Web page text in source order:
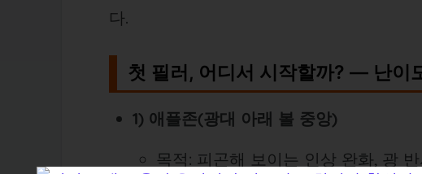
다.
첫 필러, 어디서 시작할까? — 난이
1) 애플존(광대 아래 볼 중앙)
목적: 피곤해 보이는 인상 완화, 광